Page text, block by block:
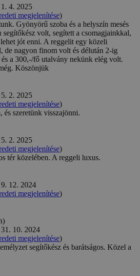
4. 2025
megjelenítése)
Gyönyörű szoba és a helyszín mesés
volt, segített a csomagjainkkal,
jót enni. A reggelit egy közeli
de nagyon finom volt és délután 2-ig
a 300,-/fő utalvány nekünk elég volt.
Köszönjük
2. 2025
megjelenítése)
szeretünk visszajönni.
2. 2025
megjelenítése)
tér közelében. A reggeli luxus.
12. 2024
megjelenítése)
10. 2024
megjelenítése)
segítőkész és barátságos. Közel a